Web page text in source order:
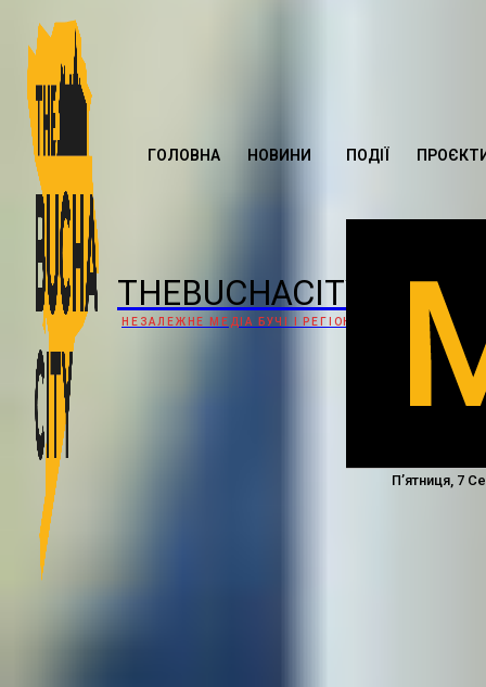
THEBUCHACITY
НЕЗАЛЕЖНЕ МЕДІА БУЧІ І РЕГІОНУ
ГОЛОВНА НОВИНИ ПОДІЇ
П’ятниця, 7